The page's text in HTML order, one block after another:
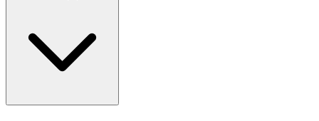
Wi-Fi
Chauffage
Cheminée
Coussins